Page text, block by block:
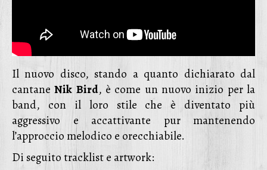
Il nuovo disco, stando a quanto dichiarato dal
cantaneNik Bird, è come un nuovo inizio per la
band, con il loro stile che è diventato più
aggressivo e accattivante pur mantenendo
l’approccio melodico e orecchiabile.
Di seguito tracklist e artwork: